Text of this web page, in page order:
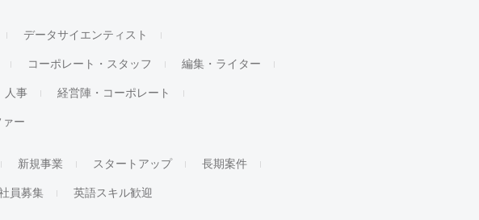
データサイエンティスト
コーポレート・スタッフ 編集・ライター
人事 経営陣・コーポレート
ー
新規事業 スタートアップ 長期案件
員募集 英語スキル歓迎